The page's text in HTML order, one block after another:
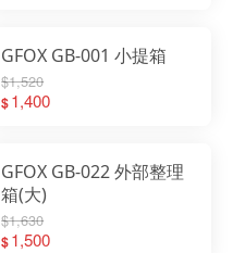
GFOX GB-001 小提箱
$1,520
$1,400
GFOX GB-022 外部整理
箱(大)
$1,630
$1,500